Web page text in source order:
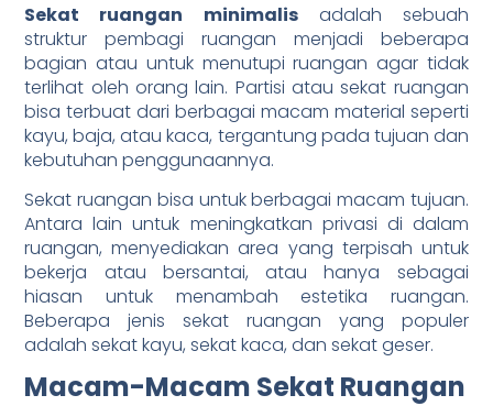
Sekat ruangan minimalisadalah sebuah
struktur pembagi ruangan menjadi beberapa
bagian atau untuk menutupi ruangan agar tidak
terlihat oleh orang lain. Partisi atau sekat ruangan
bisa terbuat dari berbagai macam material seperti
kayu, baja, atau kaca, tergantung pada tujuan dan
kebutuhan penggunaannya.
Sekat ruangan bisa untuk berbagai macam tujuan.
Antara lain untuk meningkatkan privasi di dalam
ruangan, menyediakan area yang terpisah untuk
bekerja atau bersantai, atau hanya sebagai
hiasan untuk menambah estetika ruangan.
Beberapa jenis sekat ruangan yang populer
adalah sekat kayu, sekat kaca, dan sekat geser.
Macam-Macam Sekat Ruangan